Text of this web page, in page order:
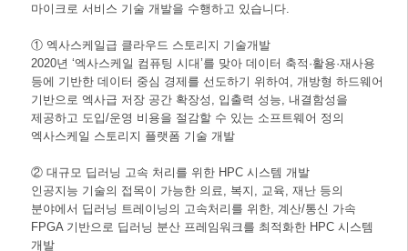
마이크로 서비스 기술 개발을 수행하고 있습니다.
① 엑사스케일급 클라우드 스토리지 기술개발
2020년 ‘엑사스케일 컴퓨팅 시대’를 맞아 데이터 축적·활용·재사용
등에 기반한 데이터 중심 경제를 선도하기 위하여, 개방형 하드웨어
기반으로 엑사급 저장 공간 확장성, 입출력 성능, 내결함성을
제공하고 도입/운영 비용을 절감할 수 있는 소프트웨어 정의
엑사스케일 스토리지 플랫폼 기술 개발
② 대규모 딥러닝 고속 처리를 위한 HPC 시스템 개발
인공지능 기술의 접목이 가능한 의료, 복지, 교육, 재난 등의
분야에서 딥러닝 트레이닝의 고속처리를 위한, 계산/통신 가속
FPGA 기반으로 딥러닝 분산 프레임워크를 최적화한 HPC 시스템
개발